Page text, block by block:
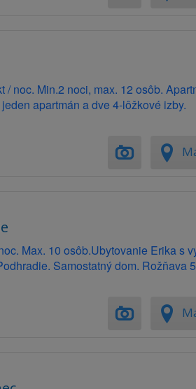
noc. Min.2 noci, max. 12 osôb.
apartmán a dve 4-lôžkové izby.
Max. 10 osôb.Ubytovanie Erika s
Samostatný dom. Rožňava